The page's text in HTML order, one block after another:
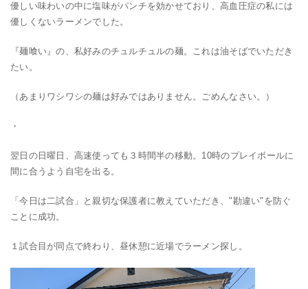
優しい味わいの中に塩味がパンチを効かせており、高血圧症の私には
優しくないラーメンでした。
『麺喰い』の、私好みのチュルチュルの麺。これは油そばでいただき
たい。
（あまりワシワシの麺は好みではありません。ごめんなさい。）
・
翌日の日曜日、高速使っても３時間半の移動。10時のプレイボールに
間に合うよう自宅を出る。
「今日は二試合」と親切な保護者に教えていただき、"勘違い"を防ぐ
ことに成功。
１試合目が同点で終わり、昼休憩に近場でラーメン探し。